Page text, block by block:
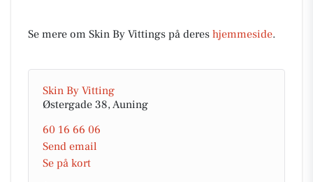
Se mere om Skin By Vittings på deres hjemmeside.
Skin By Vitting
Østergade 38, Auning
60 16 66 06
Send email
Se på kort